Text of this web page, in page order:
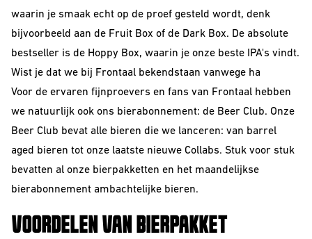
IPA
Sour
Join our beerclub now!
waarin je smaak echt op de proef gesteld wordt, denk
bijvoorbeeld aan de Fruit Box of de Dark Box. De absolute
bestseller is de Hoppy Box, waarin je onze beste IPA's vindt.
Wist je dat we bij Frontaal bekendstaan vanwege ha
Voor de ervaren fijnproevers en fans van Frontaal hebben
we natuurlijk ook ons bierabonnement: de Beer Club. Onze
Beer Club bevat alle bieren die we lanceren: van barrel
aged bieren tot onze laatste nieuwe Collabs. Stuk voor stuk
bevatten al onze bierpakketten en het maandelijkse
bierabonnement ambachtelijke bieren.
VOORDELEN VAN BIERPAKKET